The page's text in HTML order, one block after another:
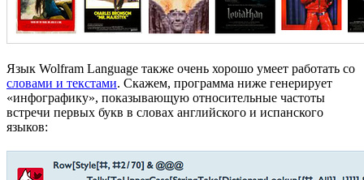
Язык Wolfram Language также очень хорошо умеет работать со
словами и текстами. Скажем, программа ниже генерирует
«инфографику», показывающую относительные частоты
встречи первых букв в словах английского и испанского
языков: